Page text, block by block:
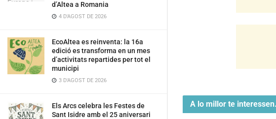
d’Altea a Romania
4 D'AGOST DE 2026
EcoAltea es reinventa: la 16a
edició es transforma en un mes
d’activitats repartides per tot el
municipi
3 D'AGOST DE 2026
Els Arcs celebra les Festes de
Sant Isidre amb el 25 aniversari
A lo millor te